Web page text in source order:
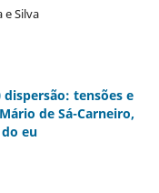
e Silva
dispersão: tensões e
de Sá-Carneiro,
eu